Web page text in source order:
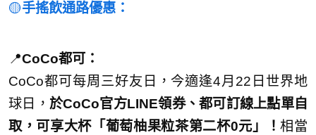
🟡手搖飲通路優惠：
📍CoCo都可：
CoCo都可每周三好友日，今適逢4月22日世界地
球日， 於CoCo官方LINE領券、都可訂線上點單自
取，可享大杯「葡萄柚果粒茶第二杯0元」！相當